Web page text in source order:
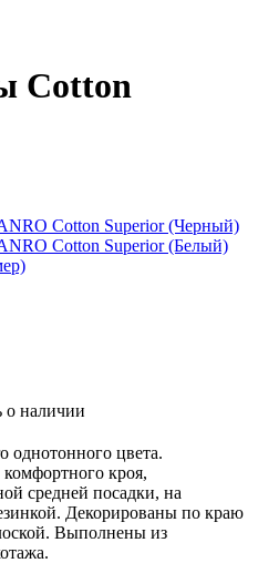
Cotton
наличии
однотонного цвета.
кроя,
средней посадки, на
Декорированы по краю
Выполнены из